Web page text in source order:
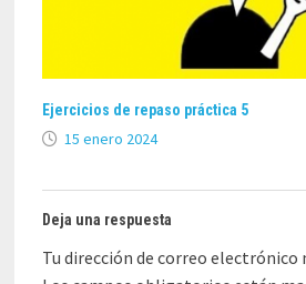
Ejercicios de repaso práctica 5
15 enero 2024
Deja una respuesta
Tu dirección de correo electrónico